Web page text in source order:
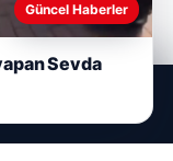
Güncel Haberler
Sevda